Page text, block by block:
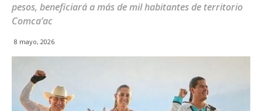
pesos, beneficiará a más de mil habitantes de territorio
Comca’ac
8 mayo, 2026